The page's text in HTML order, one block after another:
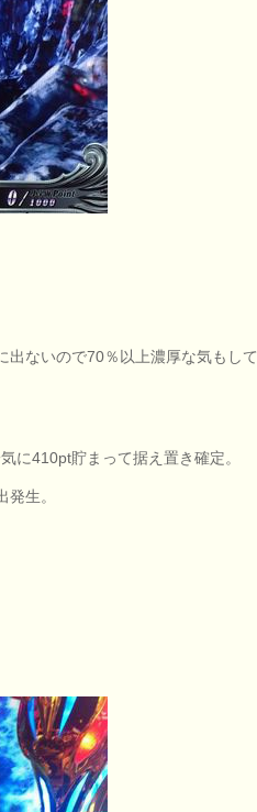
出ないので70％以上濃厚な気もして
に410pt貯まって据え置き確定。
発生。